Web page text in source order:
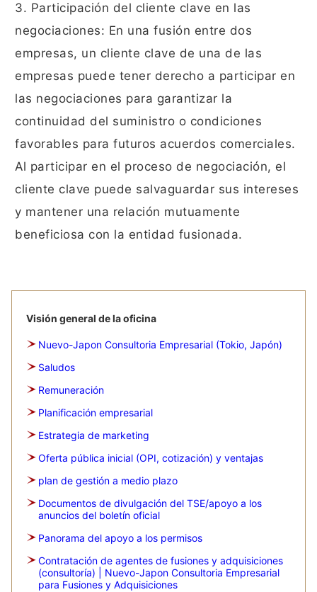
3. Participación del cliente clave en las
negociaciones: En una fusión entre dos
empresas, un cliente clave de una de las
empresas puede tener derecho a participar en
las negociaciones para garantizar la
continuidad del suministro o condiciones
favorables para futuros acuerdos comerciales.
Al participar en el proceso de negociación, el
cliente clave puede salvaguardar sus intereses
y mantener una relación mutuamente
beneficiosa con la entidad fusionada.
Visión general de la oficina
Nuevo-Japon Consultoria Empresarial (Tokio, Japón)
Saludos
Remuneración
Planificación empresarial
Estrategia de marketing
Oferta pública inicial (OPI, cotización) y ventajas
plan de gestión a medio plazo
Documentos de divulgación del TSE/apoyo a los
anuncios del boletín oficial
Panorama del apoyo a los permisos
Contratación de agentes de fusiones y adquisiciones
(consultoría) | Nuevo-Japon Consultoria Empresarial
para Fusiones y Adquisiciones